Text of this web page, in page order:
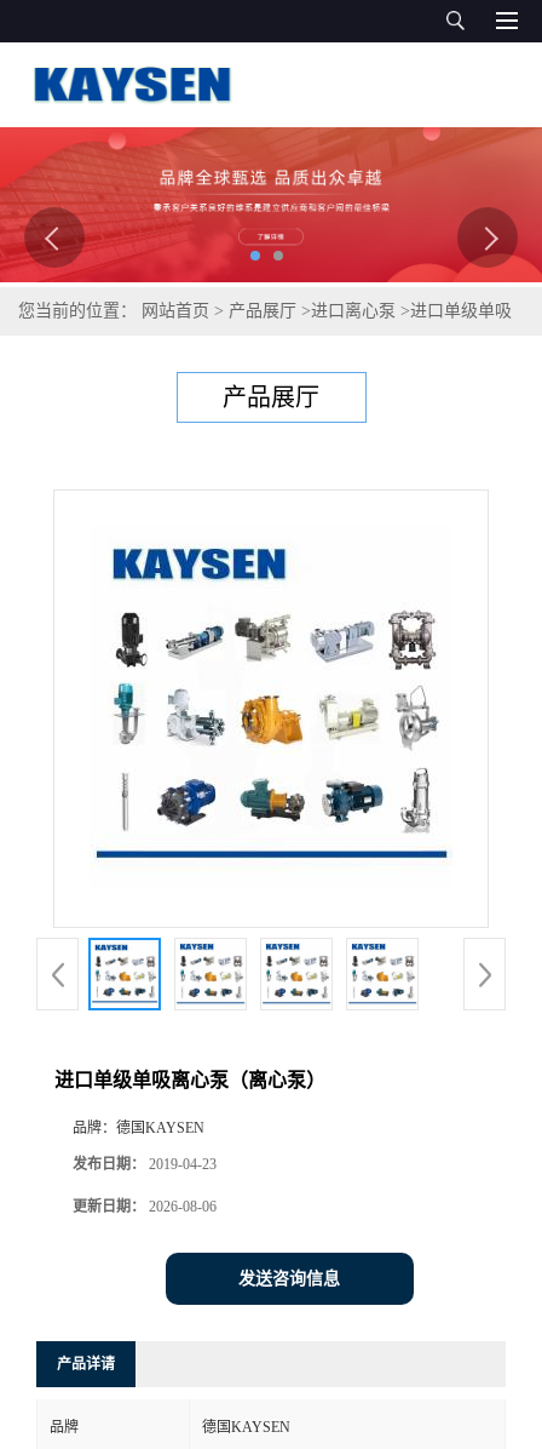
您当前的位置： 网站首页 > 产品展厅 >进口离心泵 >进口单级单吸
产品展厅
进口单级单吸离心泵（离心泵）
品牌： 德国KAYSEN
发布日期： 2019-04-23
更新日期： 2026-08-06
发送咨询信息
产品详请
品牌 德国KAYSEN